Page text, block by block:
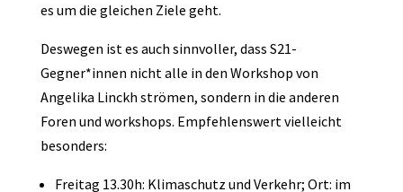
es um die gleichen Ziele geht.
Deswegen ist es auch sinnvoller, dass S21-
Gegner*innen nicht alle in den Workshop von
Angelika Linckh strömen, sondern in die anderen
Foren und workshops. Empfehlenswert vielleicht
besonders:
Freitag 13.30h: Klimaschutz und Verkehr; Ort: im